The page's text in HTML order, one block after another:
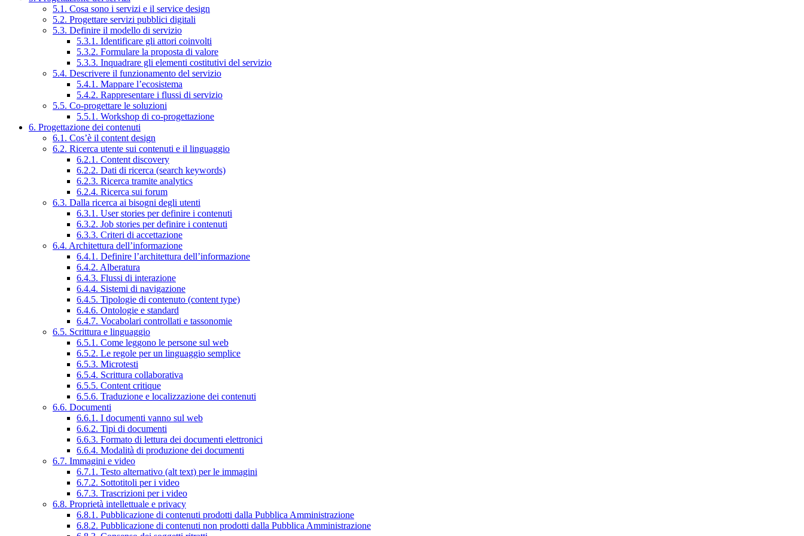
5.1. Cosa sono i servizi e il service design
5.2. Progettare servizi pubblici digitali
5.3. Definire il modello di servizio
5.3.1. Identificare gli attori coinvolti
5.3.2. Formulare la proposta di valore
5.3.3. Inquadrare gli elementi costitutivi del servizio
5.4. Descrivere il funzionamento del servizio
5.4.1. Mappare l’ecosistema
5.4.2. Rappresentare i flussi di servizio
5.5. Co-progettare le soluzioni
5.5.1. Workshop di co-progettazione
6. Progettazione dei contenuti
6.1. Cos’è il content design
6.2. Ricerca utente sui contenuti e il linguaggio
6.2.1. Content discovery
6.2.2. Dati di ricerca (search keywords)
6.2.3. Ricerca tramite analytics
6.2.4. Ricerca sui forum
6.3. Dalla ricerca ai bisogni degli utenti
6.3.1. User stories per definire i contenuti
6.3.2. Job stories per definire i contenuti
6.3.3. Criteri di accettazione
6.4. Architettura dell’informazione
6.4.1. Definire l’architettura dell’informazione
6.4.2. Alberatura
6.4.3. Flussi di interazione
6.4.4. Sistemi di navigazione
6.4.5. Tipologie di contenuto (content type)
6.4.6. Ontologie e standard
6.4.7. Vocabolari controllati e tassonomie
6.5. Scrittura e linguaggio
6.5.1. Come leggono le persone sul web
6.5.2. Le regole per un linguaggio semplice
6.5.3. Microtesti
6.5.4. Scrittura collaborativa
6.5.5. Content critique
6.5.6. Traduzione e localizzazione dei contenuti
6.6. Documenti
6.6.1. I documenti vanno sul web
6.6.2. Tipi di documenti
6.6.3. Formato di lettura dei documenti elettronici
6.6.4. Modalità di produzione dei documenti
6.7. Immagini e video
6.7.1. Testo alternativo (alt text) per le immagini
6.7.2. Sottotitoli per i video
6.7.3. Trascrizioni per i video
6.8. Proprietà intellettuale e privacy
6.8.1. Pubblicazione di contenuti prodotti dalla Pubblica Amministrazione
6.8.2. Pubblicazione di contenuti non prodotti dalla Pubblica Amministrazione